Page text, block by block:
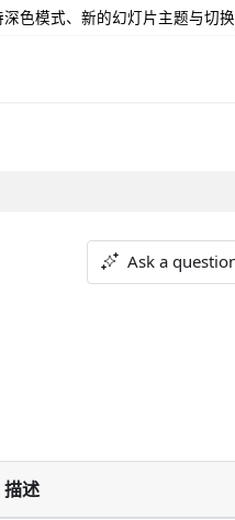
色模式、新的幻灯片主题与切
Ask a
描述